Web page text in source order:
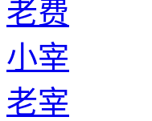
老费
小宰
老宰